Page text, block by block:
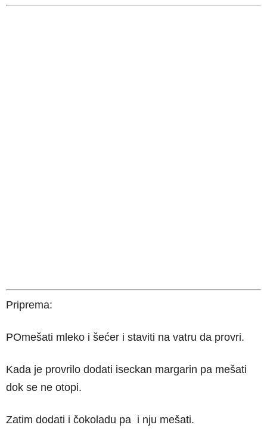
Priprema:
POmešati mleko i šećer i staviti na vatru da provri.
Kada je provrilo dodati iseckan margarin pa mešati
dok se ne otopi.
Zatim dodati i čokoladu pa i nju mešati.